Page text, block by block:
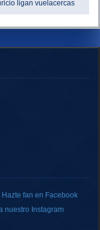
ligan vuelacercas
Hazte fan en Facebook
nuestro Instagram